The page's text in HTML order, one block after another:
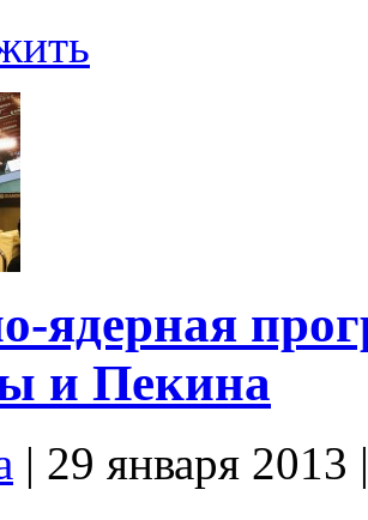
ядерная
и Пекина
| 29 января 2013